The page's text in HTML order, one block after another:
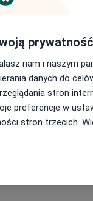
Uniwersytetu
medycyna
Falkowski
ortodoncję,
i cyklach
Orthonavi
-by w końcu
leczenia
jak i dorosłych,
prywatność
nam i naszym
danych do
stron
preferencje w
stron trzecich.